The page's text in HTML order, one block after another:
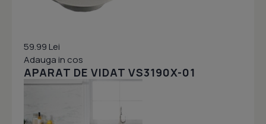
59.99 Lei
Adauga in cos
APARAT DE VIDAT VS3190X-01